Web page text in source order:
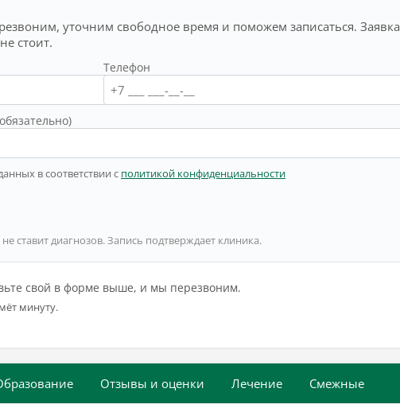
уточним свободное время и поможем записаться. Заявка
стоит.
Телефон
в соответствии с политикой конфиденциальности
ставит диагнозов. Запись подтверждает клиника.
свой в форме выше, и мы перезвоним.
минуту.
Отзывы и оценки Лечение Смежные